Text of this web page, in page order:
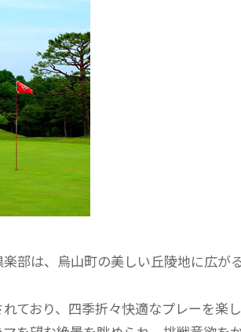
部は、烏山町の美しい丘陵地に広が
ており、四季折々快適なプレーを楽し